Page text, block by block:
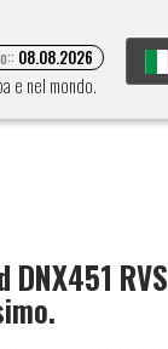
e nel mondo.
08.08.2026
DNX451 RVS